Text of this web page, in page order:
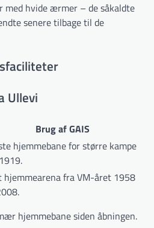
med hvide ærmer – de såkaldte
senere tilbage til de
Ullevi
Brug af GAIS
hjemmebane for større kampe
hjemmearena fra VM-året 1958
hjemmebane siden åbningen.